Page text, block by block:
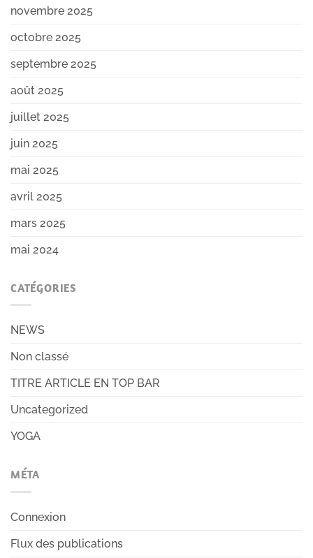
novembre 2025
octobre 2025
septembre 2025
août 2025
juillet 2025
juin 2025
mai 2025
avril 2025
mars 2025
mai 2024
CATÉGORIES
NEWS
Non classé
TITRE ARTICLE EN TOP BAR
Uncategorized
YOGA
MÉTA
Connexion
Flux des publications